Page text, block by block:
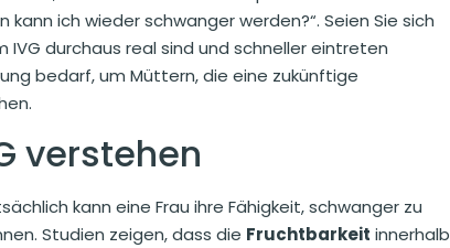
ich wieder schwanger werden?“. Seien Sie sich
durchaus real sind und schneller eintreten
bedarf, um Müttern, die eine zukünftige
verstehen
kann eine Frau ihre Fähigkeit, schwanger zu
Studien zeigen, dass die Fruchtbarkeit innerhalb